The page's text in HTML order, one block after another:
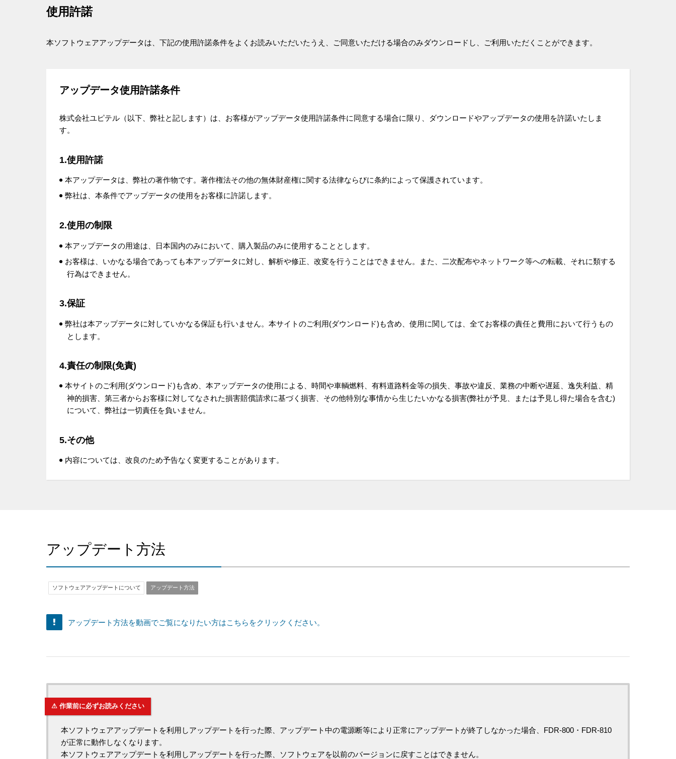
使用許諾
本ソフトウェアアップデータは、下記の使用許諾条件をよくお読みいただいたうえ、ご同意いただける場合のみダウンロードし、ご利用いただくことができます。
アップデータ使用許諾条件
株式会社ユピテル（以下、弊社と記します）は、お客様がアップデータ使用許諾条件に同意する場合に限り、ダウンロードやアップデータの使用を許諾いたしま
す。
1.使用許諾
本アップデータは、弊社の著作物です。著作権法その他の無体財産権に関する法律ならびに条約によって保護されています。
弊社は、本条件でアップデータの使用をお客様に許諾します。
2.使用の制限
本アップデータの用途は、日本国内のみにおいて、購入製品のみに使用することとします。
お客様は、いかなる場合であっても本アップデータに対し、解析や修正、改変を行うことはできません。また、二次配布やネットワーク等への転載、それに類する
行為はできません。
3.保証
弊社は本アップデータに対していかなる保証も行いません。本サイトのご利用(ダウンロード)も含め、使用に関しては、全てお客様の責任と費用において行うもの
とします。
4.責任の制限(免責)
本サイトのご利用(ダウンロード)も含め、本アップデータの使用による、時間や車輌燃料、有料道路料金等の損失、事故や違反、業務の中断や遅延、逸失利益、精
神的損害、第三者からお客様に対してなされた損害賠償請求に基づく損害、その他特別な事情から生じたいかなる損害(弊社が予見、または予見し得た場合を含む)
について、弊社は一切責任を負いません。
5.その他
内容については、改良のため予告なく変更することがあります。
アップデート方法
ソフトウェアアップデートについて アップデート方法
アップデート方法を動画でご覧になりたい方はこちらをクリックください。
⚠ 作業前に必ずお読みください
本ソフトウェアアップデートを利用しアップデートを行った際、アップデート中の電源断等により正常にアップデートが終了しなかった場合、FDR-800・FDR-810
が正常に動作しなくなります。
本ソフトウェアアップデートを利用しアップデートを行った際、ソフトウェアを以前のバージョンに戻すことはできません。